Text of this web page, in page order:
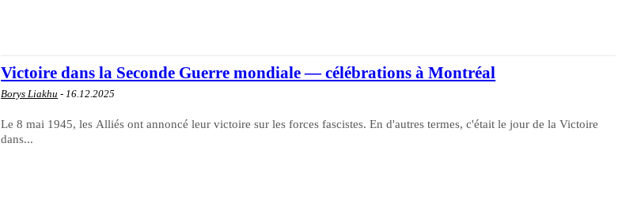
Victoire dans la Seconde Guerre mondiale — célébrations à Montréal
Borys Liakhu - 16.12.2025
Le 8 mai 1945, les Alliés ont annoncé leur victoire sur les forces fascistes. En d'autres termes, c'était le jour de la Victoire
dans...